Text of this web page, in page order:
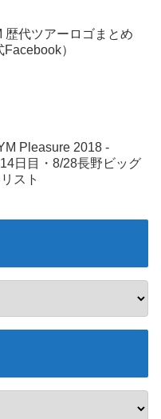
歴代ツアーロゴまとめ
Facebook）
Pleasure 2018 -
日目・8/28長野ビッグ
スト